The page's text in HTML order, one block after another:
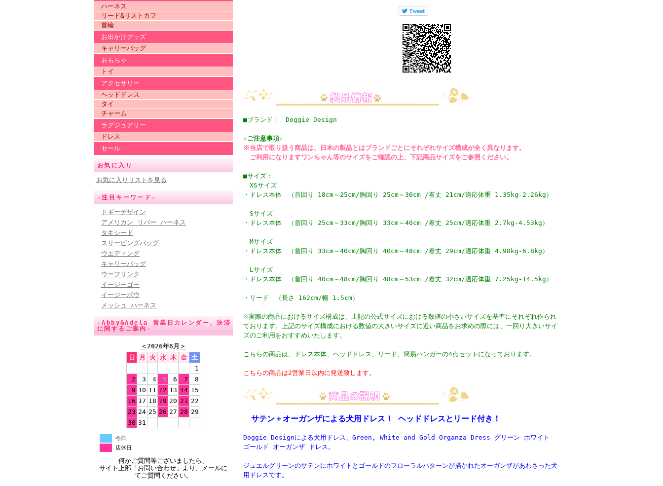
ハーネス
リード&リストカフ
首輪
お出かけグッズ
キャリーバッグ
おもちゃ
トイ
アクセサリー
ヘッドドレス
タイ
チャーム
ラグジュアリー
ドレス
セール
お気に入り
お気に入りリストを見る
☆注目キーワード☆
ドギーデザイン
アメリカン リバー ハーネス
タキシード
スリーピングバッグ
ウエディング
キャリーバッグ
ウーフリンク
イージーゴー
イージーボウ
メッシュ ハーネス
☆Abby&Adela 営業日カレンダー、決済
に関するご案内☆
＜2026年8月 ＞
日
月 火 水 木 金 土
1
2
3 4 5 6 7
8
9 10 11 12 13 14 15
16 17 18 19 20 21 22
23 24 25 26 27 28 29
30 31
今日
店休日
何かご質問等ございましたら、
サイト上部「お問い合わせ」より、メールに
てご質問ください。
■ブランド： Doggie Design
☆ご注意事項☆
※当店で取り扱う商品は、日本の製品とはブランドごとにそれぞれサイズ構成が全く異なります。
ご利用になりますワンちゃん等のサイズをご確認の上、下記商品サイズをご参照ください。
■サイズ：
XSサイズ
・ドレス本体 （首回り 18cm～25cm/胸回り 25cm～30cm /着丈 21cm/適応体重 1.35kg-2.26kg）
Sサイズ
・ドレス本体 （首回り 25cm～33cm/胸回り 33cm～40cm /着丈 25cm/適応体重 2.7kg-4.53kg）
Mサイズ
・ドレス本体 （首回り 33cm～40cm/胸回り 40cm～48cm /着丈 29cm/適応体重 4.98kg-6.8kg）
Lサイズ
・ドレス本体 （首回り 40cm～48cm/胸回り 48cm～53cm /着丈 32cm/適応体重 7.25kg-14.5kg）
・リード （長さ 162cm/幅 1.5cm）
※実際の商品におけるサイズ構成は、上記の公式サイズにおける数値の小さいサイズを基準にそれぞれ作られ
ております。上記のサイズ構成における数値の大きいサイズに近い商品をお求めの際には、一回り大きいサイ
ズのご利用をおすすめいたします。
こちらの商品は、ドレス本体、ヘッドドレス、リード、簡易ハンガーの4点セットになっております。
こちらの商品は2営業日以内に発送致します。
サテン＋オーガンザによる犬用ドレス！ ヘッドドレスとリード付き！
Doggie Designによる犬用ドレス、Green, White and Gold Organza Dress グリーン ホワイト
ゴールド オーガンザ ドレス。
ジュエルグリーンのサテンにホワイトとゴールドのフローラルパターンが描かれたオーガンザがあわさった犬
用ドレスです。